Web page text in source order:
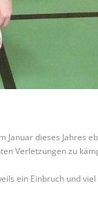
dieses Jahres
Verletzungen zu
ein Einbruch und